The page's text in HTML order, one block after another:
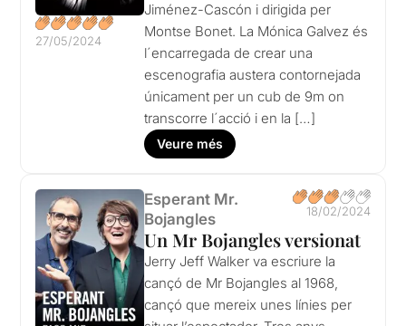
27/05/2024
Jiménez-Cascón i dirigida per
Montse Bonet. La Mónica Galvez és
l´encarregada de crear una
escenografia austera contornejada
únicament per un cub de 9m on
transcorre l´acció i en la […]
Veure més
Esperant Mr.
Bojangles
18/02/2024
Un Mr Bojangles versionat
Jerry Jeff Walker va escriure la
cançó de Mr Bojangles al 1968,
cançó que mereix unes línies per